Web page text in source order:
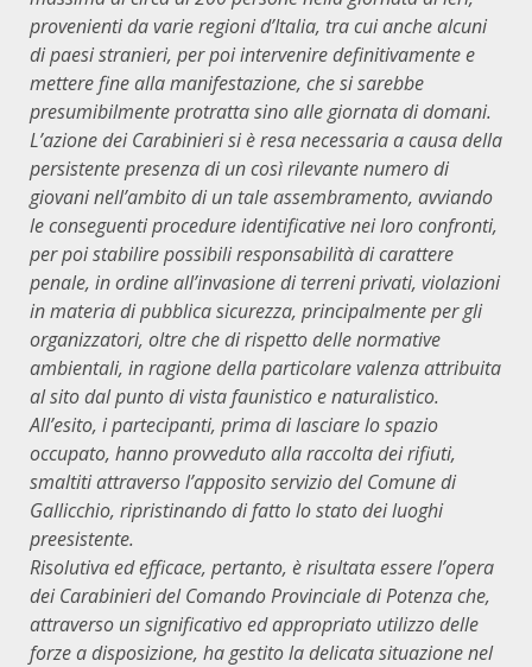
provenienti da varie regioni d’Italia, tra cui anche alcuni
di paesi stranieri, per poi intervenire definitivamente e
mettere fine alla manifestazione, che si sarebbe
presumibilmente protratta sino alle giornata di domani.
L’azione dei Carabinieri si è resa necessaria a causa della
persistente presenza di un così rilevante numero di
giovani nell’ambito di un tale assembramento, avviando
le conseguenti procedure identificative nei loro confronti,
per poi stabilire possibili responsabilità di carattere
penale, in ordine all’invasione di terreni privati, violazioni
in materia di pubblica sicurezza, principalmente per gli
organizzatori, oltre che di rispetto delle normative
ambientali, in ragione della particolare valenza attribuita
al sito dal punto di vista faunistico e naturalistico.
All’esito, i partecipanti, prima di lasciare lo spazio
occupato, hanno provveduto alla raccolta dei rifiuti,
smaltiti attraverso l’apposito servizio del Comune di
Gallicchio, ripristinando di fatto lo stato dei luoghi
preesistente.
Risolutiva ed efficace, pertanto, è risultata essere l’opera
dei Carabinieri del Comando Provinciale di Potenza che,
attraverso un significativo ed appropriato utilizzo delle
forze a disposizione, ha gestito la delicata situazione nel